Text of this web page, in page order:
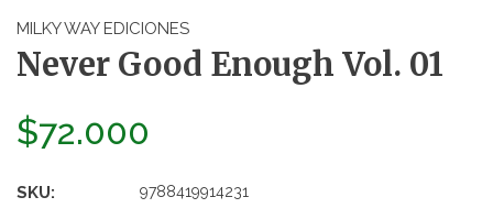
MILKY WAY EDICIONES
Never Good Enough Vol. 01
$72.000
SKU: 9788419914231